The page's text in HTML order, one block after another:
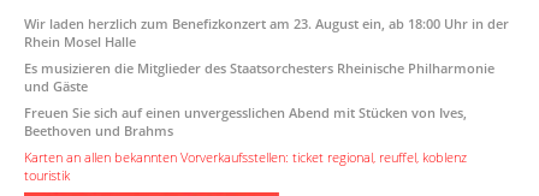
Wir laden herzlich zum Benefizkonzert am 23. August ein, ab 18:00 Uhr in der
Rhein Mosel Halle
Es musizieren die Mitglieder des Staatsorchesters Rheinische Philharmonie
und Gäste
Freuen Sie sich auf einen unvergesslichen Abend mit Stücken von Ives,
Beethoven und Brahms
Karten an allen bekannten Vorverkaufsstellen: ticket regional, reuffel, koblenz
touristik